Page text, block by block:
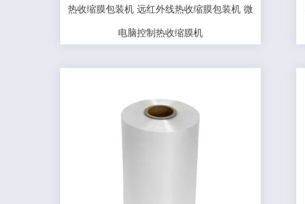
热收缩膜包装机 远红外线热收缩膜包装机 微
电脑控制热收缩膜机